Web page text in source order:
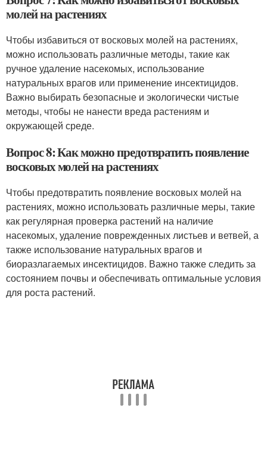
молей на растениях
Чтобы избавиться от восковых молей на растениях,
можно использовать различные методы, такие как
ручное удаление насекомых, использование
натуральных врагов или применение инсектицидов.
Важно выбирать безопасные и экологически чистые
методы, чтобы не нанести вреда растениям и
окружающей среде.
Вопрос 8: Как можно предотвратить появление
восковых молей на растениях
Чтобы предотвратить появление восковых молей на
растениях, можно использовать различные меры, такие
как регулярная проверка растений на наличие
насекомых, удаление поврежденных листьев и ветвей, а
также использование натуральных врагов и
биоразлагаемых инсектицидов. Важно также следить за
состоянием почвы и обеспечивать оптимальные условия
для роста растений.